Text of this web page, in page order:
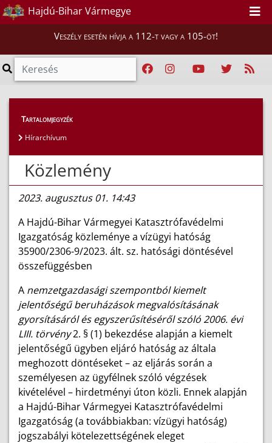
Hajdú-Bihar Vármegye
Veszély esetén hívja a 112-t vagy a 105-öt!
Híreink > Hírek
Tartalomjegyzék
Hírarchívum
Közlemény
2023. augusztus 01. 14:43
A Hajdú-Bihar Vármegyei Katasztrófavédelmi
Igazgatóság közleménye a vízügyi hatóság
35900/2306-9/2023. ált. sz. hatósági döntésével
összefüggésben
A nemzetgazdasági szempontból kiemelt
jelentőségű beruházások megvalósításának
gyorsításáról és egyszerűsítéséről szóló 2006. évi
LIII. törvény2. § (1) bekezdése alapján a kiemelt
jelentőségű ügyben eljáró hatóság az általa
meghozott döntéseket – az eljárás során a
személyesen az ügyfélnek szóló végzések
kivételével – hirdetményi úton közli. Ennek alapján
a Hajdú-Bihar Vármegyei Katasztrófavédelmi
Igazgatóság (a továbbiakban: vízügyi hatóság)
jogszabályi kötelezettségének eleget